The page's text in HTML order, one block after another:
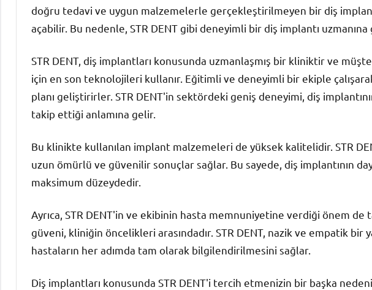
doğru tedavi ve uygun malzemelerle gerçekleştirilmeyen bir diş
açabilir. Bu nedenle, STR DENT gibi deneyimli bir diş implantı
STR DENT, diş implantları konusunda uzmanlaşmış bir kliniktir ve
için en son teknolojileri kullanır. Eğitimli ve deneyimli bir ekiple
planı geliştirirler. STR DENT'in sektördeki geniş deneyimi, diş
takip ettiği anlamına gelir.
Bu klinikte kullanılan implant malzemeleri de yüksek kalitelidir. STR
uzun ömürlü ve güvenilir sonuçlar sağlar. Bu sayede, diş implantının
maksimum düzeydedir.
Ayrıca, STR DENT'in ve ekibinin hasta memnuniyetine verdiği önem de
güveni, kliniğin öncelikleri arasındadır. STR DENT, nazik ve empatik bir
hastaların her adımda tam olarak bilgilendirilmesini sağlar.
Diş implantları konusunda STR DENT'i tercih etmenizin bir başka